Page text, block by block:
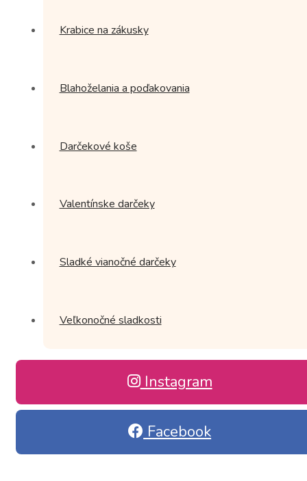
Krabice na zákusky
Blahoželania a poďakovania
Darčekové koše
Valentínske darčeky
Sladké vianočné darčeky
Veľkonočné sladkosti
Instagram
Facebook